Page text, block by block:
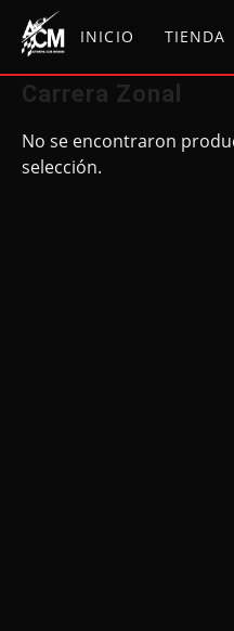
Saltar
contenido
INICIO TIENDA
Carrera Zonal
No se encontraron
selección.